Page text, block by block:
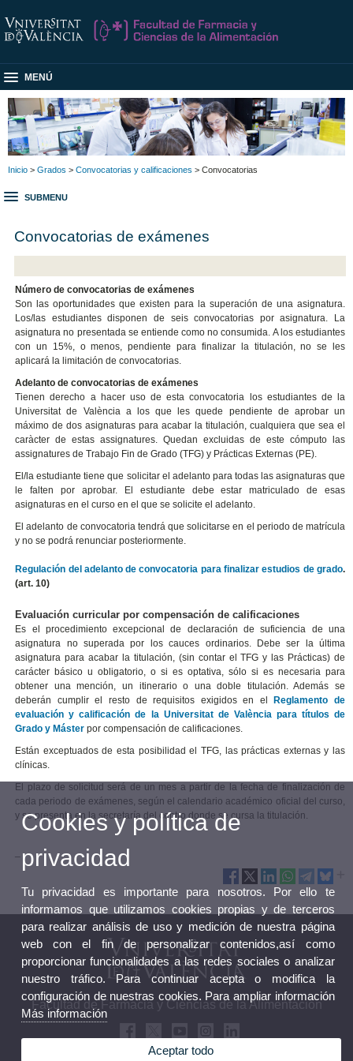
MENÚ
Inicio > Grados > Convocatorias y calificaciones > Convocatorias
SUBMENU
Convocatorias de exámenes
Número de convocatorias de exámenes
Son las oportunidades que existen para la superación de una asignatura.
Los/las estudiantes disponen de seis convocatorias por asignatura. La
asignatura no presentada se entiende como no consumida. A los estudiantes
con un 15%, o menos, pendiente para finalizar la titulación, no se les
aplicará la limitación de convocatorias.
Adelanto de convocatorias de exámenes
Tienen derecho a hacer uso de esta convocatoria los estudiantes de la
Universitat de València a los que les quede pendiente de aprobar un
máximo de dos asignaturas para acabar la titulación, cualquiera que sea el
caràcter de estas assignatures. Quedan excluidas de este cómputo las
assignatures de Trabajo Fin de Grado (TFG) y Prácticas Externas (PE).
El/la estudiante tiene que solicitar el adelanto para todas las asignaturas que
le falten por aprobar. El estudiante debe estar matriculado de esas
asignaturas en el curso en el que se solicite el adelanto.
El adelanto de convocatoria tendrá que solicitarse en el periodo de matrícula
y no se podrá renunciar posteriormente.
Regulación del adelanto de convocatoria para finalizar estudios de grado.
(art. 10)
Evaluación curricular por compensación de calificaciones
Es el procedimiento excepcional de declaración de suficiencia de una
asignatura no superada por los cauces ordinarios. Debe ser la última
asignatura para acabar la titulación, (sin contar el TFG y las Prácticas) de
carácter básico u obligatorio, o si es optativa, sólo si es necesaria para
obtener una mención, un itinerario o una doble titulación. Además se
deberán cumplir el resto de requisitos exigidos en el
Reglamento de
evaluación y calificación de la Universitat de València para títulos de
Grado y Máster por compensación de calificaciones.
Están exceptuados de esta posibilidad el TFG, las prácticas externas y las
clínicas.
El plazo de solicitud será de un mes a partir de la fecha de finalización de
cada periodo de exámenes, según el calendario académico oficial del curso,
y se presenta en la secretaría del centro donde se cursa la titulación.
Facultad de Farmacia y Ciencias de la Alimentación
Cookies y política de
privacidad
Tu privacidad es importante para nosotros. Por ello te
informamos que utilizamos cookies propias y de terceros
para realizar análisis de uso y medición de nuestra página
web con el fin de personalizar contenidos,así como
proporcionar funcionalidades a las redes sociales o analizar
nuestro tráfico. Para continuar acepta o modifica la
configuración de nuestras cookies. Para ampliar información
Más información
Aceptar todo